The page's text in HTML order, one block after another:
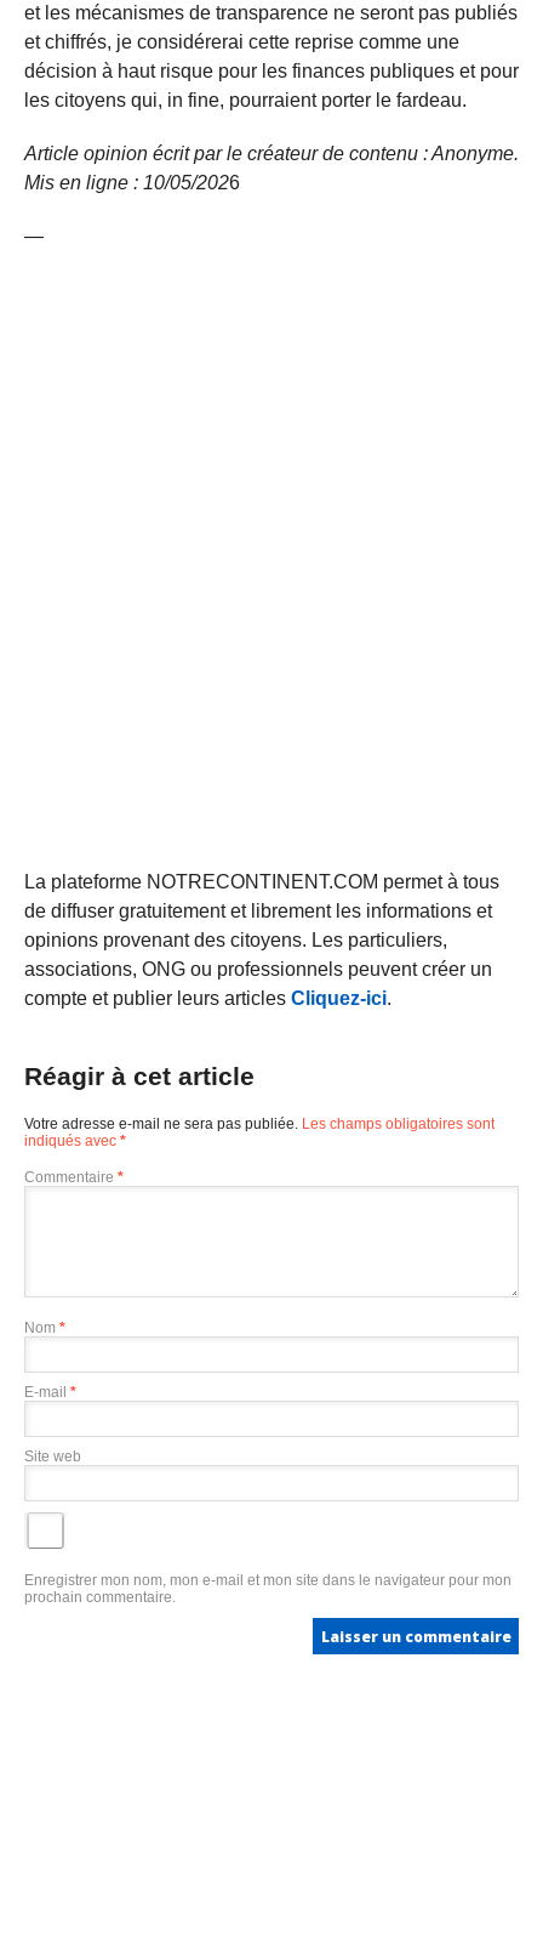
et les mécanismes de transparence ne seront pas publiés
et chiffrés, je considérerai cette reprise comme une
décision à haut risque pour les finances publiques et pour
les citoyens qui, in fine, pourraient porter le fardeau.
Article opinion écrit par le créateur de contenu : Anonyme.
Mis en ligne : 10/05/2026
—
La plateforme NOTRECONTINENT.COM permet à tous
de diffuser gratuitement et librement les informations et
opinions provenant des citoyens. Les particuliers,
associations, ONG ou professionnels peuvent créer un
compte et publier leurs articles Cliquez-ici.
Réagir à cet article
Votre adresse e-mail ne sera pas publiée. Les champs obligatoires sont
indiqués avec *
Commentaire *
Nom *
E-mail *
Site web
Enregistrer mon nom, mon e-mail et mon site dans le navigateur pour mon
prochain commentaire.